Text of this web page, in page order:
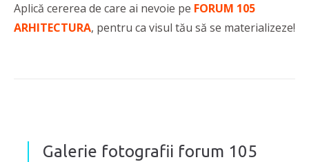
Aplică cererea de care ai nevoie pe FORUM 105
ARHITECTURA, pentru ca visul tău să se materializeze!
Galerie fotografii forum 105